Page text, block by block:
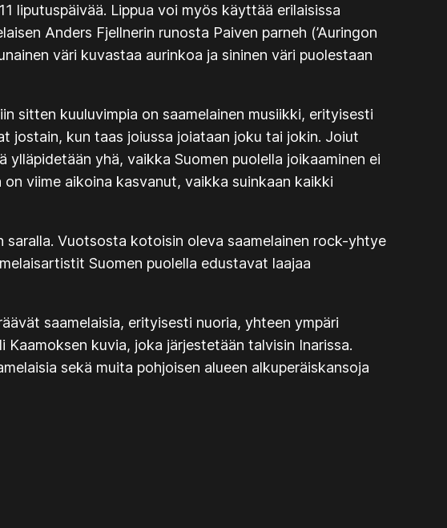
liputuspäivää. Lippua voi myös käyttää erilaisissa
Anders Fjellnerin runosta Paiven parneh (’Auringon
väri kuvastaa aurinkoa ja sininen väri puolestaan
sitten kuuluvimpia on saamelainen musiikki, erityisesti
jostain, kun taas joiussa joiataan joku tai jokin. Joiut
yhä, vaikka Suomen puolella joikaaminen ei
viime aikoina kasvanut, vaikka suinkaan kaikki
Vuotsosta kotoisin oleva saamelainen rock-yhtye
Suomen puolella edustavat laajaa
saamelaisia, erityisesti nuoria, yhteen ympäri
kuvia, joka järjestetään talvisin Inarissa.
sekä muita pohjoisen alueen alkuperäiskansoja